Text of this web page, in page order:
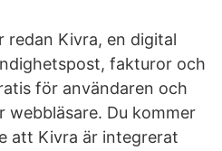
redan Kivra, en digital
fakturor och
för användaren och
webbläsare. Du kommer
att Kivra är integrerat